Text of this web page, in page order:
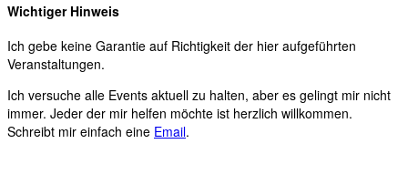
Wichtiger Hinweis
Ich gebe keine Garantie auf Richtigkeit der hier aufgeführten
Veranstaltungen.
Ich versuche alle Events aktuell zu halten, aber es gelingt mir nicht
immer. Jeder der mir helfen möchte ist herzlich willkommen.
Schreibt mir einfach eine Email.